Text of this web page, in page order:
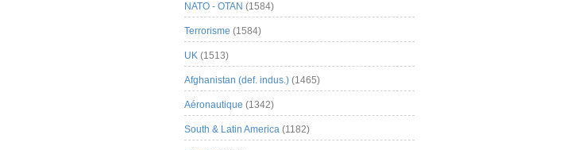
NATO - OTAN (1584)
Terrorisme (1584)
UK (1513)
Afghanistan (def. indus.) (1465)
Aéronautique (1342)
South & Latin America (1182)